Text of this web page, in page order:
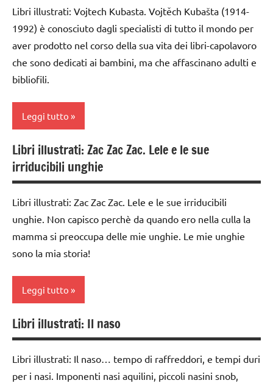
ALBI
ILLUSTRATI
TUTTI GLI
ARGOMENTI
PER ETA'
TUTTI GLI
ARTICOLI
classe
2a
3 ai
6
LIBRI E
ILLUSTRATI
TUTTI GLI
PER ETA'
TUTTI GLI
ARTICOLI
Libri illustrati: Vojtech Kubasta. Vojtěch Kubašta (1914-
1992) è conosciuto dagli specialisti di tutto il mondo per
aver prodotto nel corso della sua vita dei libri-capolavoro
che sono dedicati ai bambini, ma che affascinano adulti e
bibliofili.
Leggi tutto
classe
1a
2a
classe
3a
6
LIBRI E
ILLUSTRATI
Libri illustrati: Zac Zac Zac. Lele e le sue
irriducibili unghie
Libri illustrati: Zac Zac Zac. Lele e le sue irriducibili
unghie. Non capisco perchè da quando ero nella culla la
mamma si preoccupa delle mie unghie. Le mie unghie
sono la mia storia!
Leggi tutto
classe
1a
classe
2a
Libri illustrati: Il naso
Libri illustrati: Il naso… tempo di raffreddori, e tempi duri
per i nasi. Imponenti nasi aquilini, piccoli nasini snob,